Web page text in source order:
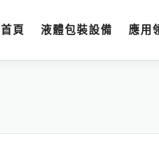
首頁 液體包裝設備 應用